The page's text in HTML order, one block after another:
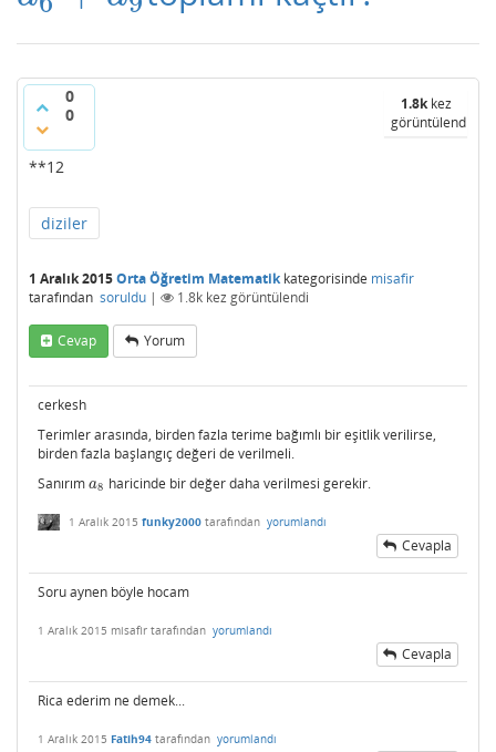
0
0
1.8kkez
görüntülendi
**12
diziler
1 Aralık 2015Orta Öğretim Matematikkategorisinde misafir
tarafından soruldu | 1.8k kez görüntülendi
Cevap Yorum
cerkesh
Terimler arasında, birden fazla terime bağımlı bir eşitlik verilirse,
birden fazla başlangıç değeri de verilmeli.
Sanırım a8
a8 haricinde bir değer daha verilmesi gerekir.
1 Aralık 2015 funky2000 tarafından yorumlandı
Cevapla
Soru aynen böyle hocam
1 Aralık 2015 misafir tarafından yorumlandı
Cevapla
Rica ederim ne demek...
1 Aralık 2015 Fatih94 tarafından yorumlandı